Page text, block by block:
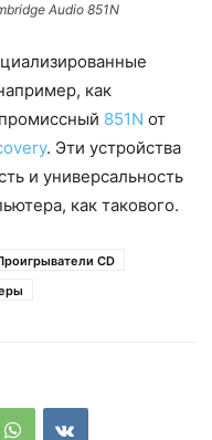
Audio 851N
как
851N от
. Эти устройства
и универсальность
как такового.
CD